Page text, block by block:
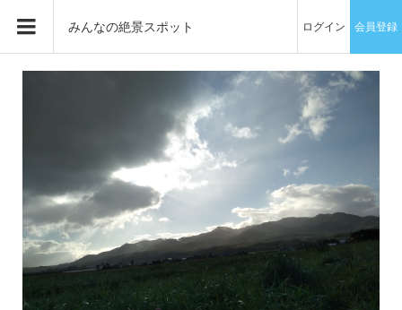
みんなの絶景スポット ログイン 会員登録